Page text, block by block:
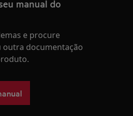
manual do
e procure
outra documentação